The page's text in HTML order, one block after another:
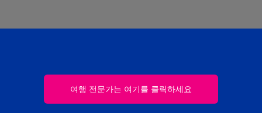
여행 전문가는 여기를 클릭하세요